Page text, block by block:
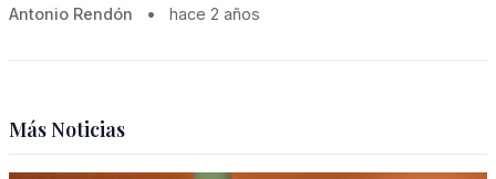
Antonio Rendón • hace 2 años
Más Noticias